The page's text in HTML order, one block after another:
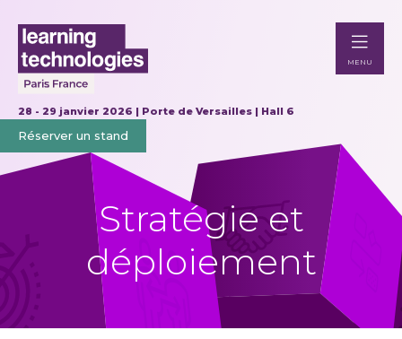
28 - 29 janvier 2026 | Porte de Versailles | Hall 6
Réserver un stand
MENU
Stratégie et
déploiement